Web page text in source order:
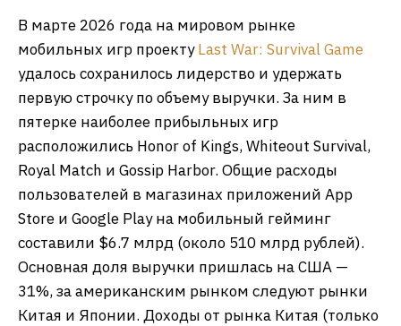
В марте 2026 года на мировом рынке
мобильных игр проектуLast War: Survival Game
удалось сохранилось лидерство и удержать
первую строчку по объему выручки. За ним в
пятерке наиболее прибыльных игр
расположились Honor of Kings, Whiteout Survival,
Royal Match и Gossip Harbor. Общие расходы
пользователей в магазинах приложений App
Store и Google Play на мобильный гейминг
составили $6.7 млрд (около 510 млрд рублей).
Основная доля выручки пришлась на США —
31%, за американским рынком следуют рынки
Китая и Японии. Доходы от рынка Китая (только